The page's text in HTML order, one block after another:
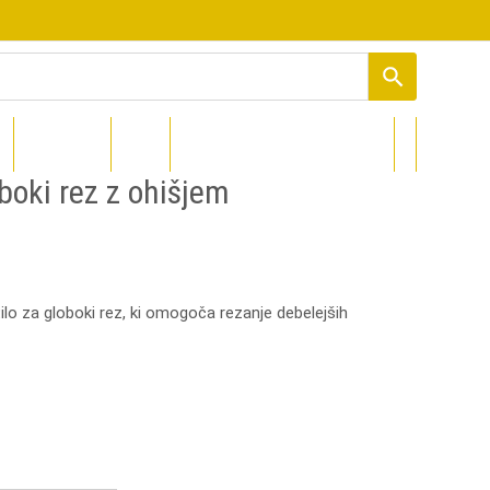
rez z ohišjem
za globoki rez, ki omogoča rezanje debelejših